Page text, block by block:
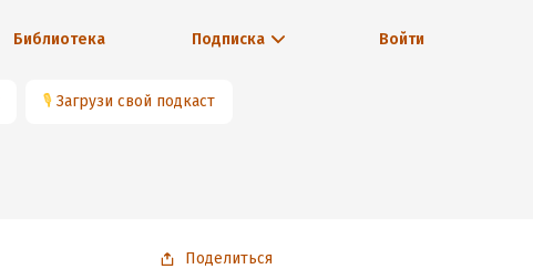
Библиотека Подписка Войти
🎙 Загрузи свой подкаст
Поделиться